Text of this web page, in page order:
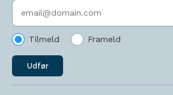
Indtast søgeord
Tilmeld Frameld
Udfør